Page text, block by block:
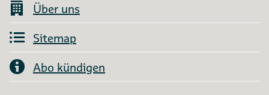
Über uns
Sitemap
Abo kündigen